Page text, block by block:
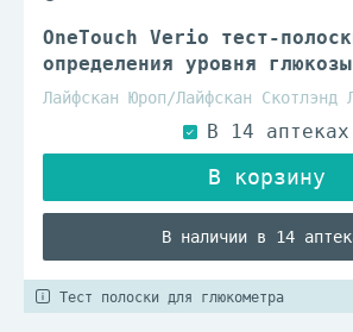
OneTouch Verio тест-
определения уровня
Лайфскан Юроп/Лайфскан Скотлэнд
В наличии в 14
Тест полоски для глюкометра